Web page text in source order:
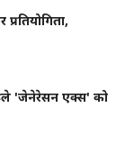
'जेनेरेसन एक्स' को